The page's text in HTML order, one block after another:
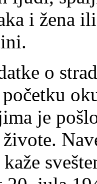
i žena
o
početku
je
kaže